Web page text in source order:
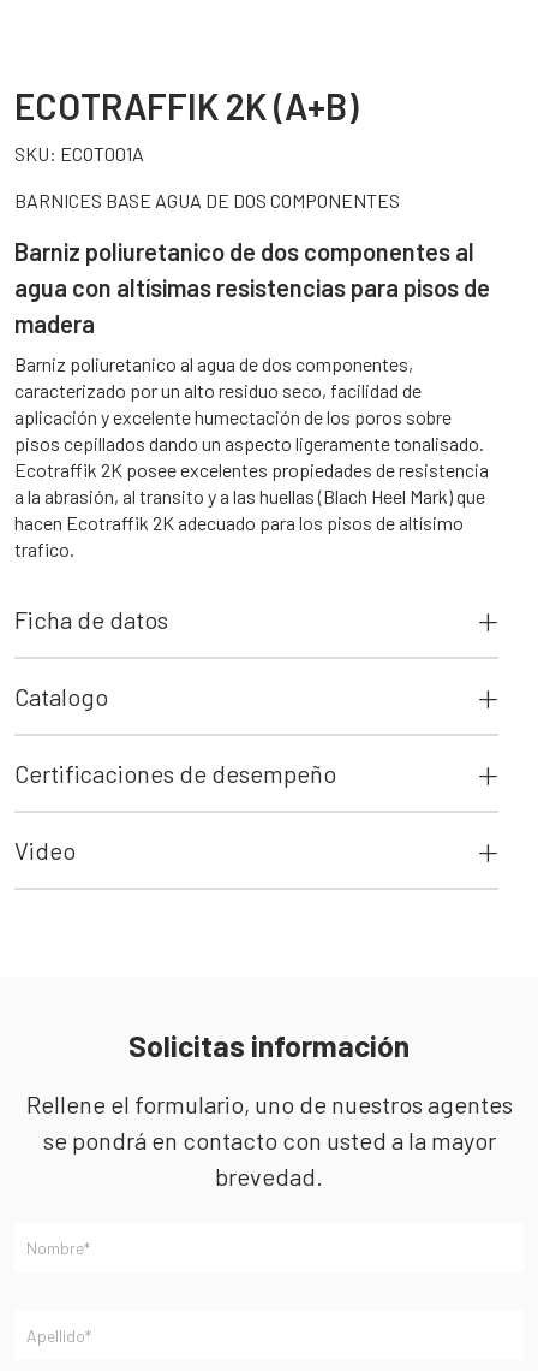
ECOTRAFFIK 2K (A+B)
SKU: ECOT001A
BARNICES BASE AGUA DE DOS COMPONENTES
Barniz poliuretanico de dos componentes al
agua con altísimas resistencias para pisos de
madera
Barniz poliuretanico al agua de dos componentes,
caracterizado por un alto residuo seco, facilidad de
aplicación y excelente humectación de los poros sobre
pisos cepillados dando un aspecto ligeramente tonalisado.
Ecotraffik 2K posee excelentes propiedades de resistencia
a la abrasión, al transito y a las huellas (Blach Heel Mark) que
hacen Ecotraffik 2K adecuado para los pisos de altísimo
trafico.
Ficha de datos
Catalogo
Certificaciones de desempeño
Video
Solicitas información
Rellene el formulario, uno de nuestros agentes
se pondrá en contacto con usted a la mayor
brevedad.